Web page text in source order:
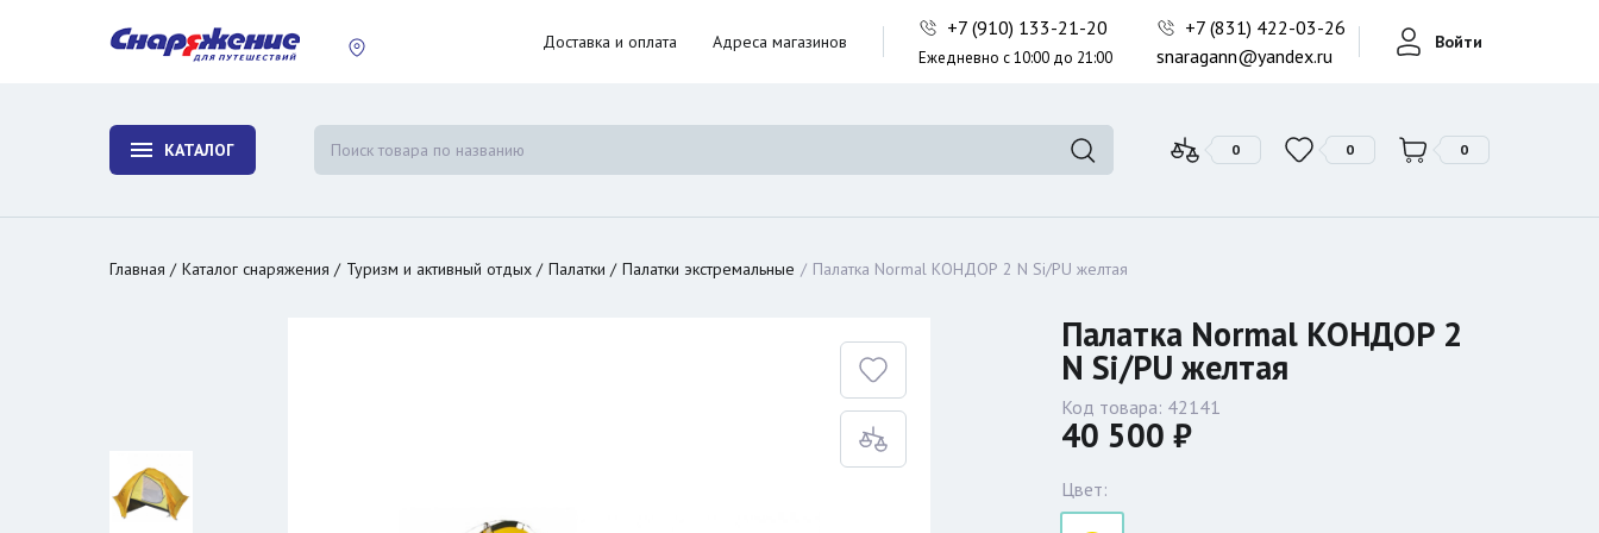
Доставка и оплата Адреса магазинов
+7 (910) 133-21-20
Ежедневно с 10:00 до 21:00
+7 (831) 422-03-26
snaragann@yandex.ru
Войти
КАТАЛОГ 0 0 0
Фонари поисковые
Фонари тактические
Главная Каталог снаряжения Туризм и активный отдых Палатки Палатки экстремальные Палатка Normal КОНДОР 2 N Si/PU желтая
Палатка Normal КОНДОР 2
N Si/PU желтая
Код товара: 42141
40 500 ₽
Цвет: